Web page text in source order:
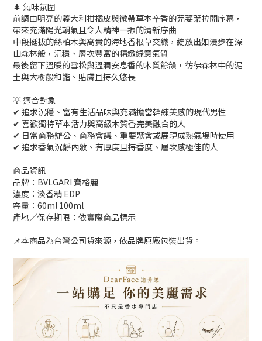
🌲 氣味氛圍
前調由明亮的義大利柑橘皮與微帶草本辛香的芫荽葉拉開序幕，
帶來充滿陽光朝氣且令人精神一振的清新序曲
中段挺拔的絲柏木與高貴的海地香根草交織，綻放出如漫步在深
山森林般，沉穩、層次豐富的精緻綠意氣質
最後留下溫暖的雪松與溫潤安息香的木質餘韻，彷彿森林中的泥
土與大樹般和諧、貼膚且持久悠長
💡 適合對象
✔ 追求沉穩、富有生活品味與充滿擔當幹練美感的現代男性
✔ 喜歡獨特草本活力與高級木質香完美融合的人
✔ 日常商務辦公、商務會議、重要聚會或展現成熟氣場時使用
✔ 追求香氣沉靜內斂、有厚度且持香度、層次感極佳的人
商品資訊
品牌：BVLGARI 寶格麗
濃度：淡香精 EDP
容量：60ml 100ml
產地／保存期限：依實際商品標示
📌本商品為台灣公司貨來源，依品牌原廠包裝出貨。